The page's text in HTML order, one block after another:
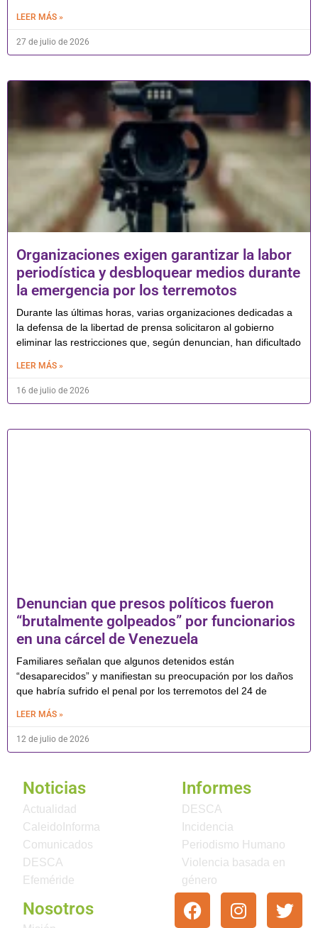
LEER MÁS »
27 de julio de 2026
Organizaciones exigen garantizar la labor
periodística y desbloquear medios durante
la emergencia por los terremotos
Durante las últimas horas, varias organizaciones dedicadas a
la defensa de la libertad de prensa solicitaron al gobierno
eliminar las restricciones que, según denuncian, han dificultado
LEER MÁS »
16 de julio de 2026
Denuncian que presos políticos fueron
“brutalmente golpeados” por funcionarios
en una cárcel de Venezuela
Familiares señalan que algunos detenidos están
“desaparecidos” y manifiestan su preocupación por los daños
que habría sufrido el penal por los terremotos del 24 de
LEER MÁS »
12 de julio de 2026
Noticias
Actualidad
CaleidoInforma
Comunicados
DESCA
Efeméride
Informes
DESCA
Incidencia
Periodismo Humano
Violencia basada en
género
Nosotros